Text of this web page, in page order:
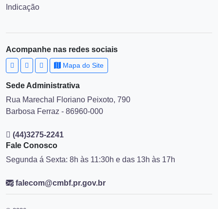
Indicação
Acompanhe nas redes sociais
Mapa do Site
Sede Administrativa
Rua Marechal Floriano Peixoto, 790
Barbosa Ferraz - 86960-000
(44)3275-2241
Fale Conosco
Segunda á Sexta: 8h às 11:30h e das 13h às 17h
falecom@cmbf.pr.gov.br